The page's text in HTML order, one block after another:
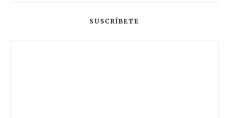
SUSCRÍBETE